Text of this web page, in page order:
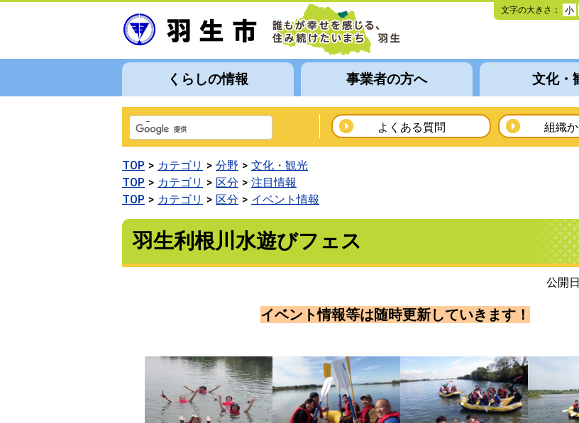
本
文
動
文字の大きさ： 小
くらしの情報 事業者の方へ 文化・
よくある質問 組織
TOP カテゴリ 分野
文化・観光
TOP
カテゴリ 区分
注目情報
TOP
カテゴリ 区分 イベント情報
羽生利根川水遊びフェス
公開
イベント情報等は随時更新していきます！